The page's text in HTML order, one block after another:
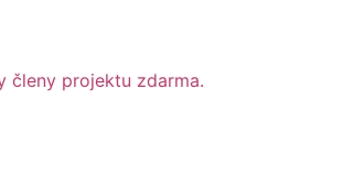
členy projektu zdarma.